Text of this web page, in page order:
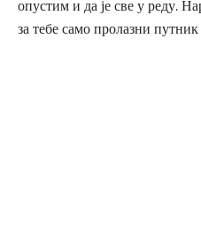
опустим и да је све у реду.
за тебе само пролазни